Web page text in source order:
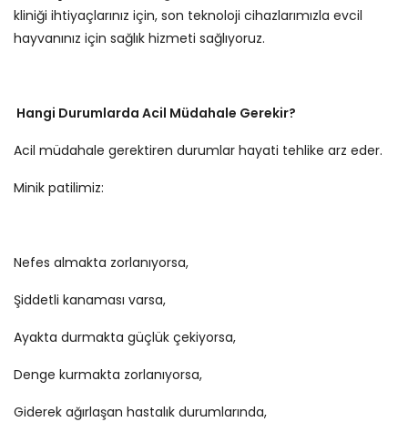
kliniği ihtiyaçlarınız için, son teknoloji cihazlarımızla evcil
hayvanınız için sağlık hizmeti sağlıyoruz.
Hangi Durumlarda Acil Müdahale Gerekir?
Acil müdahale gerektiren durumlar hayati tehlike arz eder.
Minik patilimiz:
Nefes almakta zorlanıyorsa,
Şiddetli kanaması varsa,
Ayakta durmakta güçlük çekiyorsa,
Denge kurmakta zorlanıyorsa,
Giderek ağırlaşan hastalık durumlarında,